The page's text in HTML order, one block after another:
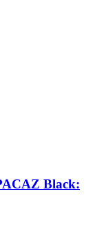
Black: